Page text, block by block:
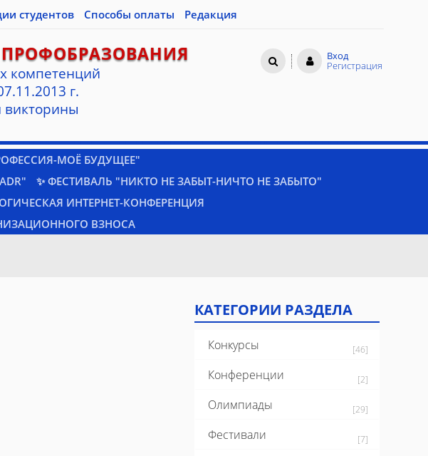
студентов Способы оплаты Редакция
компетенций
г.
Вход
Регистрация
МОЁ БУДУЩЕЕ"
✨ ФЕСТИВАЛЬ "НИКТО НЕ ЗАБЫТ-НИЧТО НЕ ЗАБЫТО"
ИНТЕРНЕТ-КОНФЕРЕНЦИЯ
ВЗНОСА
КАТЕГОРИИ РАЗДЕЛА
Конкурсы [46]
Конференции [2]
Олимпиады [29]
Фестивали [7]